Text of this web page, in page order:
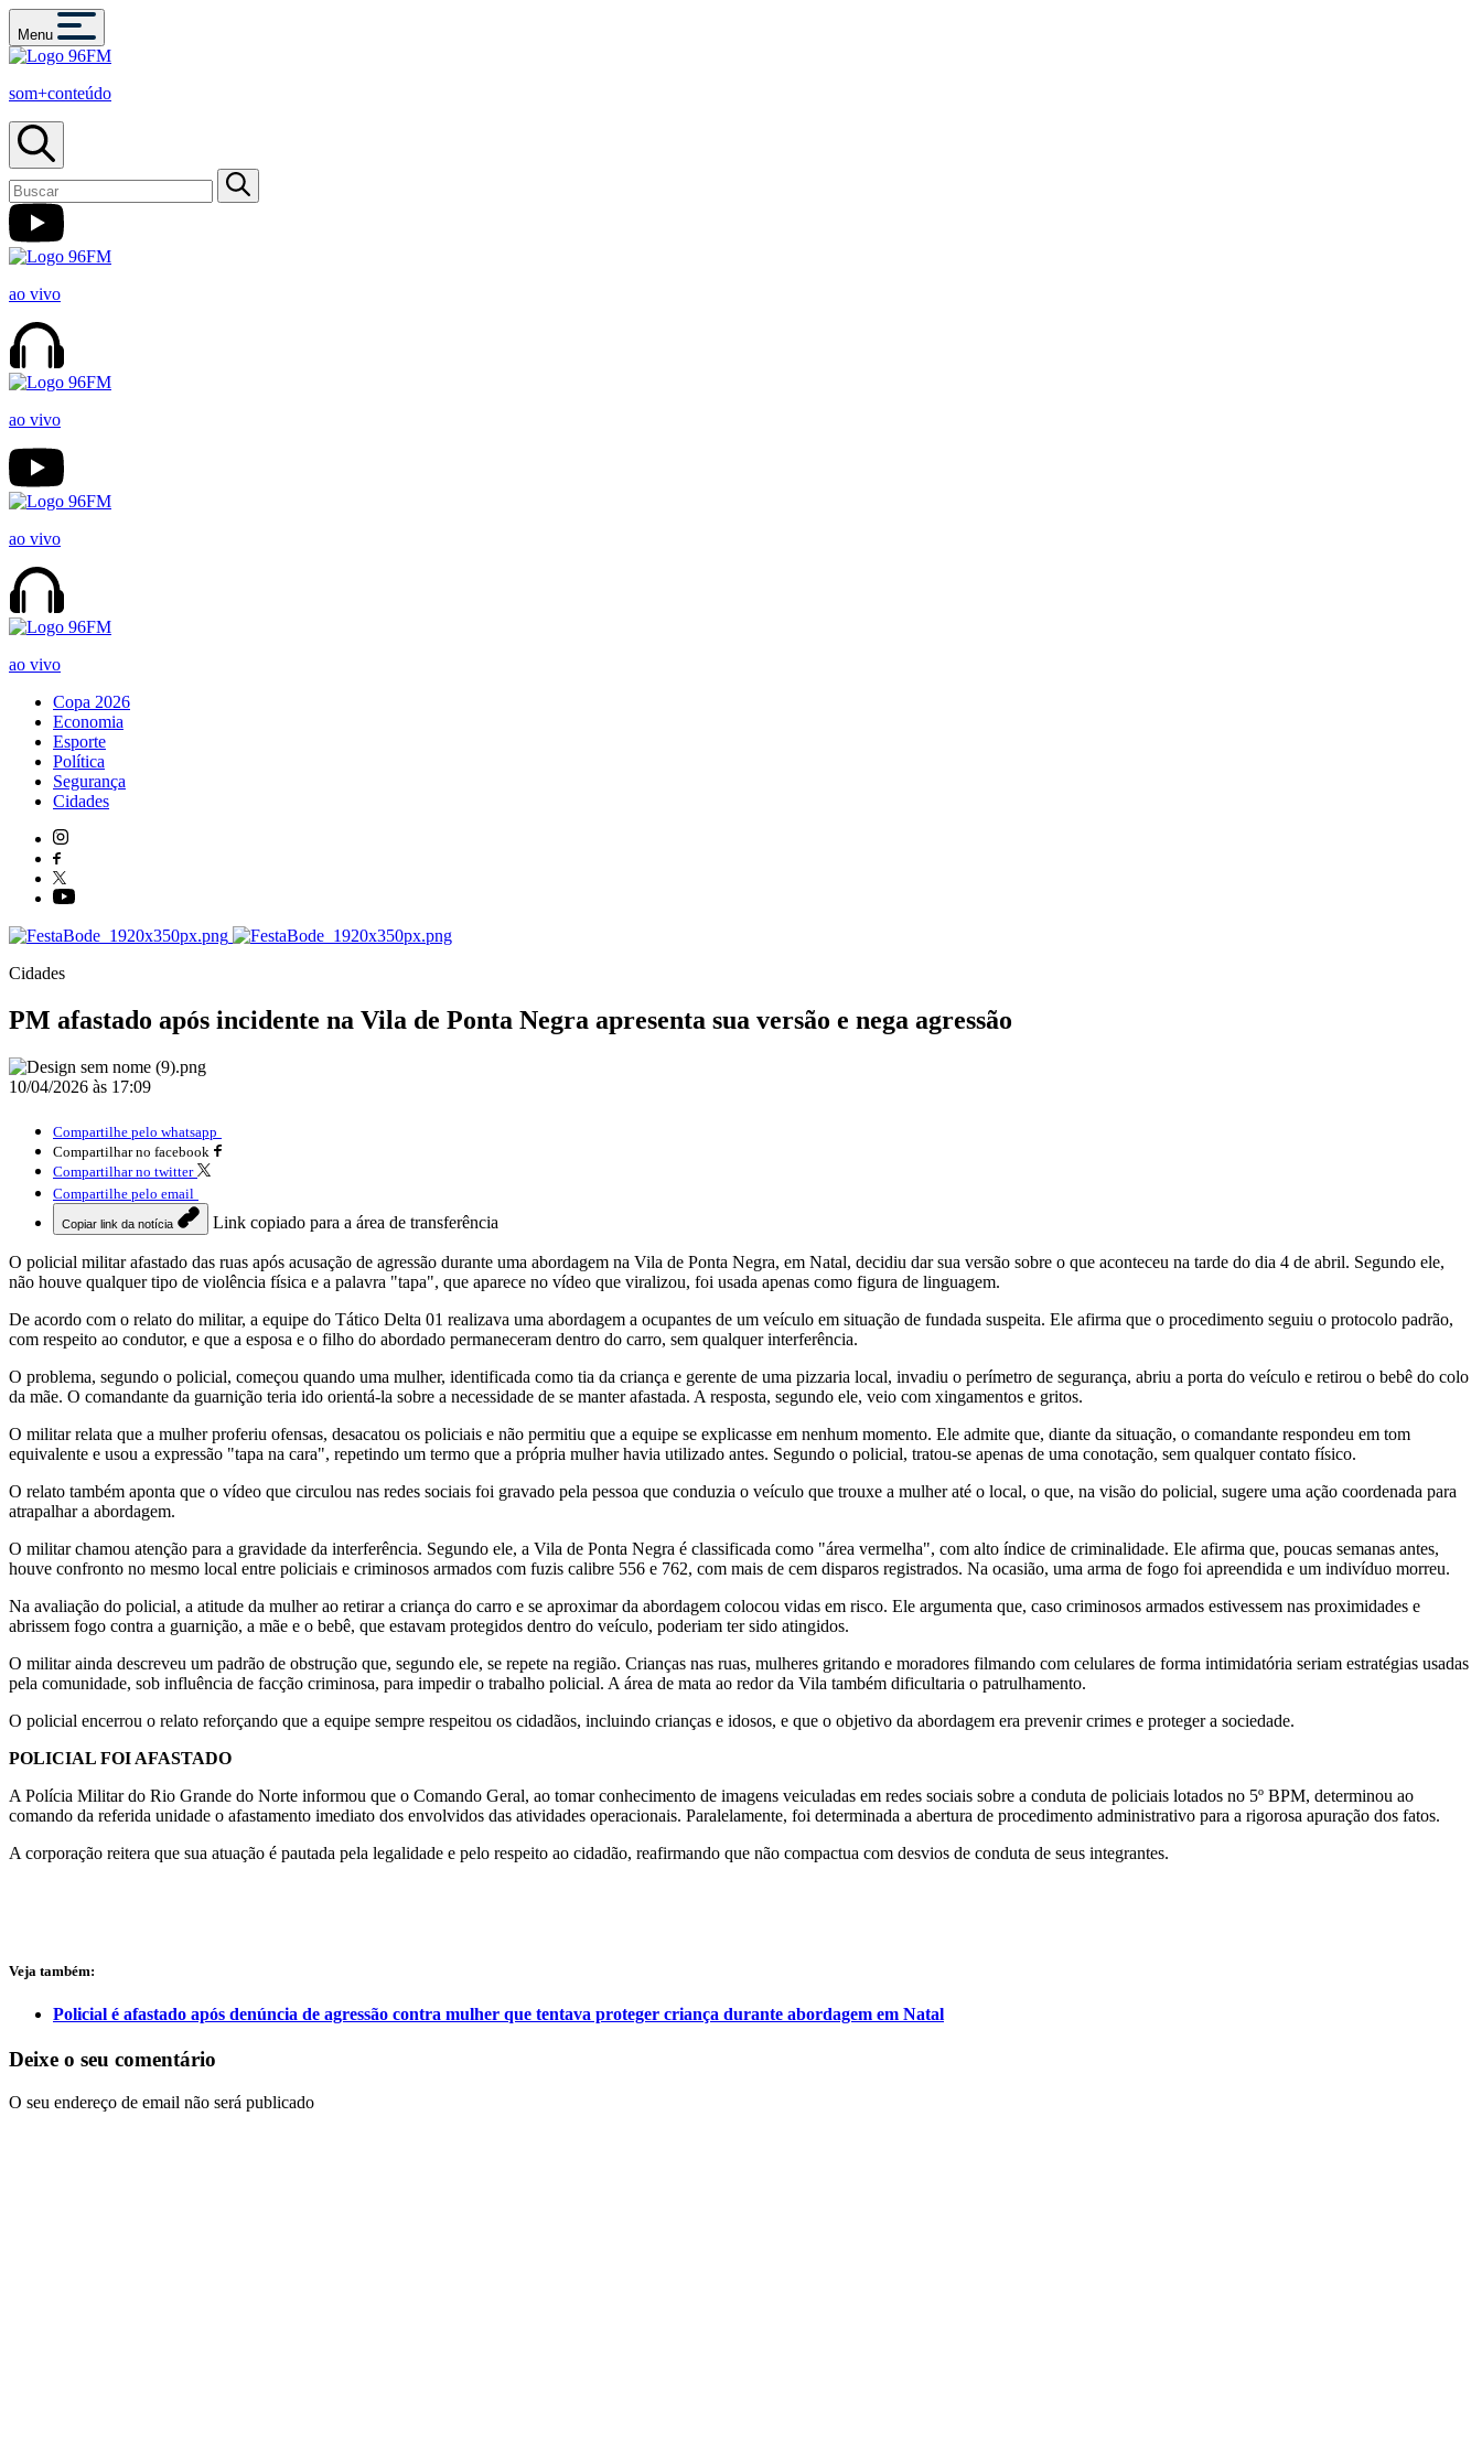
Menu
som+conteúdo
ao vivo
ao vivo
ao vivo
ao vivo
Copa 2026
Economia
Esporte
Política
Segurança
Cidades
Cidades
PM afastado após incidente na Vila de Ponta Negra apresenta sua versão e nega agressão
10/04/2026 às 17:09
Compartilhe pelo whatsapp
Compartilhar no facebook
Compartilhar no twitter
Compartilhe pelo email
Copiar link da notícia Link copiado para a área de transferência
O policial militar afastado das ruas após acusação de agressão durante uma abordagem na Vila de Ponta Negra, em Natal, decidiu dar sua versão sobre o que aconteceu na tarde do dia 4 de abril. Segundo ele,
não houve qualquer tipo de violência física e a palavra "tapa", que aparece no vídeo que viralizou, foi usada apenas como figura de linguagem.
De acordo com o relato do militar, a equipe do Tático Delta 01 realizava uma abordagem a ocupantes de um veículo em situação de fundada suspeita. Ele afirma que o procedimento seguiu o protocolo padrão,
com respeito ao condutor, e que a esposa e o filho do abordado permaneceram dentro do carro, sem qualquer interferência.
O problema, segundo o policial, começou quando uma mulher, identificada como tia da criança e gerente de uma pizzaria local, invadiu o perímetro de segurança, abriu a porta do veículo e retirou o bebê do colo
da mãe. O comandante da guarnição teria ido orientá-la sobre a necessidade de se manter afastada. A resposta, segundo ele, veio com xingamentos e gritos.
O militar relata que a mulher proferiu ofensas, desacatou os policiais e não permitiu que a equipe se explicasse em nenhum momento. Ele admite que, diante da situação, o comandante respondeu em tom
equivalente e usou a expressão "tapa na cara", repetindo um termo que a própria mulher havia utilizado antes. Segundo o policial, tratou-se apenas de uma conotação, sem qualquer contato físico.
O relato também aponta que o vídeo que circulou nas redes sociais foi gravado pela pessoa que conduzia o veículo que trouxe a mulher até o local, o que, na visão do policial, sugere uma ação coordenada para
atrapalhar a abordagem.
O militar chamou atenção para a gravidade da interferência. Segundo ele, a Vila de Ponta Negra é classificada como "área vermelha", com alto índice de criminalidade. Ele afirma que, poucas semanas antes,
houve confronto no mesmo local entre policiais e criminosos armados com fuzis calibre 556 e 762, com mais de cem disparos registrados. Na ocasião, uma arma de fogo foi apreendida e um indivíduo morreu.
Na avaliação do policial, a atitude da mulher ao retirar a criança do carro e se aproximar da abordagem colocou vidas em risco. Ele argumenta que, caso criminosos armados estivessem nas proximidades e
abrissem fogo contra a guarnição, a mãe e o bebê, que estavam protegidos dentro do veículo, poderiam ter sido atingidos.
O militar ainda descreveu um padrão de obstrução que, segundo ele, se repete na região. Crianças nas ruas, mulheres gritando e moradores filmando com celulares de forma intimidatória seriam estratégias usadas
pela comunidade, sob influência de facção criminosa, para impedir o trabalho policial. A área de mata ao redor da Vila também dificultaria o patrulhamento.
O policial encerrou o relato reforçando que a equipe sempre respeitou os cidadãos, incluindo crianças e idosos, e que o objetivo da abordagem era prevenir crimes e proteger a sociedade.
POLICIAL FOI AFASTADO
A Polícia Militar do Rio Grande do Norte informou que o Comando Geral, ao tomar conhecimento de imagens veiculadas em redes sociais sobre a conduta de policiais lotados no 5º BPM, determinou ao
comando da referida unidade o afastamento imediato dos envolvidos das atividades operacionais. Paralelamente, foi determinada a abertura de procedimento administrativo para a rigorosa apuração dos fatos.
A corporação reitera que sua atuação é pautada pela legalidade e pelo respeito ao cidadão, reafirmando que não compactua com desvios de conduta de seus integrantes.
Veja também:
Policial é afastado após denúncia de agressão contra mulher que tentava proteger criança durante abordagem em Natal
Deixe o seu comentário
O seu endereço de email não será publicado